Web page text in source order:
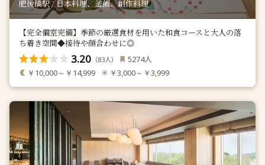
肥後橋駅 / 日本料理、釜飯、創作料理
【完全個室完備】季節の厳選食材を用いた和食コースと大人の落
ち着き空間◆接待や顔合わせに◎
3.20 （83人） 5274人
￥10,000～￥14,999 ￥3,000～￥3,999